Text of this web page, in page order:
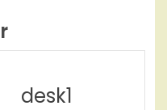
desk1